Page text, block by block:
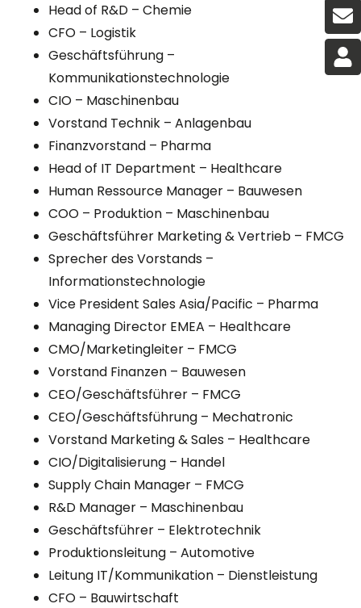
Head of R&D – Chemie
CFO – Logistik
Geschäftsführung –
Kommunikationstechnologie
CIO – Maschinenbau
Vorstand Technik – Anlagenbau
Finanzvorstand – Pharma
Head of IT Department – Healthcare
Human Ressource Manager – Bauwesen
COO – Produktion – Maschinenbau
Geschäftsführer Marketing & Vertrieb – FMCG
Sprecher des Vorstands –
Informationstechnologie
Vice President Sales Asia/Pacific – Pharma
Managing Director EMEA – Healthcare
CMO/Marketingleiter – FMCG
Vorstand Finanzen – Bauwesen
CEO/Geschäftsführer – FMCG
CEO/Geschäftsführung – Mechatronic
Vorstand Marketing & Sales – Healthcare
CIO/Digitalisierung – Handel
Supply Chain Manager – FMCG
R&D Manager – Maschinenbau
Geschäftsführer – Elektrotechnik
Produktionsleitung – Automotive
Leitung IT/Kommunikation – Dienstleistung
CFO – Bauwirtschaft